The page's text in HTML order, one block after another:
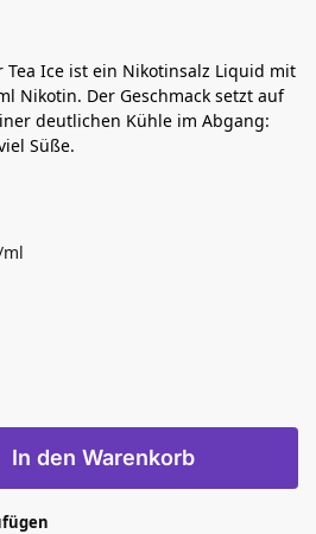
Tea Ice ist ein Nikotinsalz Liquid mit
Nikotin. Der Geschmack setzt auf
deutlichen Kühle im Abgang:
Süße.
In den Warenkorb